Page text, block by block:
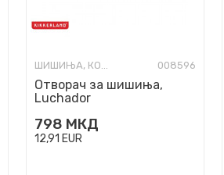
ШИШИЊА, КОЛБИ И ОТВАРАЧИ 008596
Отворач за шишиња,
Luchador
798 МКД
12,91 EUR